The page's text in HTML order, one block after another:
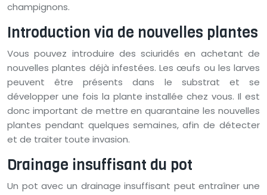
champignons.
Introduction via de nouvelles plantes
Vous pouvez introduire des sciuridés en achetant de
nouvelles plantes déjà infestées. Les œufs ou les larves
peuvent être présents dans le substrat et se
développer une fois la plante installée chez vous. Il est
donc important de mettre en quarantaine les nouvelles
plantes pendant quelques semaines, afin de détecter
et de traiter toute invasion.
Drainage insuffisant du pot
Un pot avec un drainage insuffisant peut entraîner une